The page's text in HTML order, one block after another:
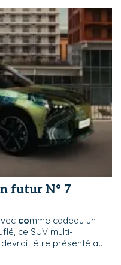
futur N° 7
comme cadeau un
ce SUV multi-
être présenté au